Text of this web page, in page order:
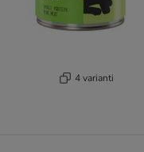
4 varianti